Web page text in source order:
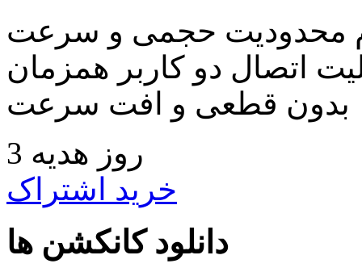
محدودیت حجمی و سرعت
اتصال دو کاربر همزمان
بدون قطعی و افت سرعت
3 روز هدیه
خرید اشتراک
دانلود کانکشن ها